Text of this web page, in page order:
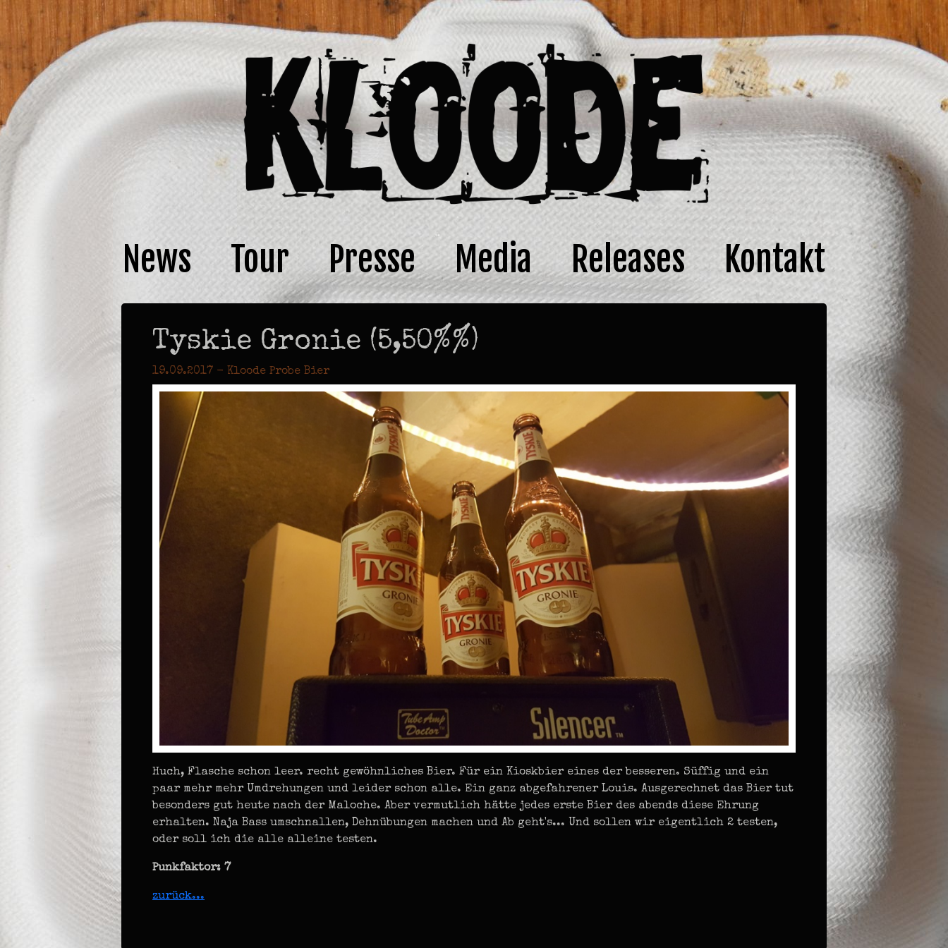
News Tour Presse Media Releases Kontakt
Tyskie Gronie (5,50%%)
19.09.2017 - Kloode Probe Bier
Huch, Flasche schon leer. recht gewöhnliches Bier. Für ein Kioskbier eines der besseren. Süffig und ein
paar mehr mehr Umdrehungen und leider schon alle. Ein ganz abgefahrener Louis. Ausgerechnet das Bier tut
besonders gut heute nach der Maloche. Aber vermutlich hätte jedes erste Bier des abends diese Ehrung
erhalten. Naja Bass umschnallen, Dehnübungen machen und Ab geht's... Und sollen wir eigentlich 2 testen,
oder soll ich die alle alleine testen.
Punkfaktor: 7
zurück...